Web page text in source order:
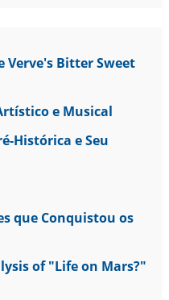
Verve's Bitter Sweet
e Musical
Histórica e Seu
que Conquistou os
of "Life on Mars?"